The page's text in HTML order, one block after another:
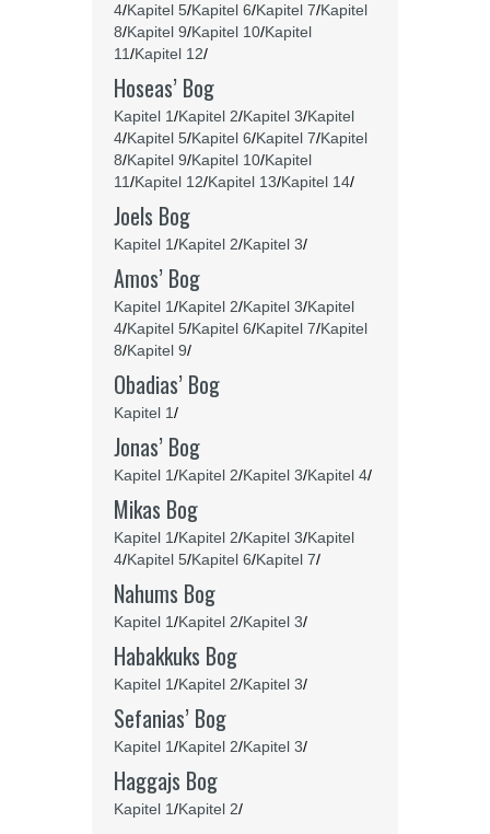
4/Kapitel 5/Kapitel 6/Kapitel 7/Kapitel
8/Kapitel 9/Kapitel 10/Kapitel
11/Kapitel 12/
Hoseas’ Bog
Kapitel 1/Kapitel 2/Kapitel 3/Kapitel
4/Kapitel 5/Kapitel 6/Kapitel 7/Kapitel
8/Kapitel 9/Kapitel 10/Kapitel
11/Kapitel 12/Kapitel 13/Kapitel 14/
Joels Bog
Kapitel 1/Kapitel 2/Kapitel 3/
Amos’ Bog
Kapitel 1/Kapitel 2/Kapitel 3/Kapitel
4/Kapitel 5/Kapitel 6/Kapitel 7/Kapitel
8/Kapitel 9/
Obadias’ Bog
Kapitel 1/
Jonas’ Bog
Kapitel 1/Kapitel 2/Kapitel 3/Kapitel 4/
Mikas Bog
Kapitel 1/Kapitel 2/Kapitel 3/Kapitel
4/Kapitel 5/Kapitel 6/Kapitel 7/
Nahums Bog
Kapitel 1/Kapitel 2/Kapitel 3/
Habakkuks Bog
Kapitel 1/Kapitel 2/Kapitel 3/
Sefanias’ Bog
Kapitel 1/Kapitel 2/Kapitel 3/
Haggajs Bog
Kapitel 1/Kapitel 2/